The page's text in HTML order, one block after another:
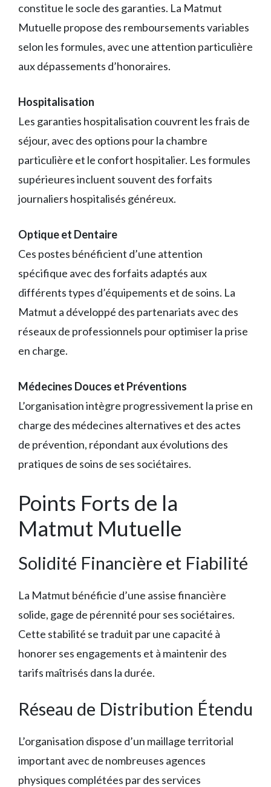
constitue le socle des garanties. La Matmut
Mutuelle propose des remboursements variables
selon les formules, avec une attention particulière
aux dépassements d’honoraires.
Hospitalisation
Les garanties hospitalisation couvrent les frais de
séjour, avec des options pour la chambre
particulière et le confort hospitalier. Les formules
supérieures incluent souvent des forfaits
journaliers hospitalisés généreux.
Optique et Dentaire
Ces postes bénéficient d’une attention
spécifique avec des forfaits adaptés aux
différents types d’équipements et de soins. La
Matmut a développé des partenariats avec des
réseaux de professionnels pour optimiser la prise
en charge.
Médecines Douces et Préventions
L’organisation intègre progressivement la prise en
charge des médecines alternatives et des actes
de prévention, répondant aux évolutions des
pratiques de soins de ses sociétaires.
Points Forts de la
Matmut Mutuelle
Solidité Financière et Fiabilité
La Matmut bénéficie d’une assise financière
solide, gage de pérennité pour ses sociétaires.
Cette stabilité se traduit par une capacité à
honorer ses engagements et à maintenir des
tarifs maîtrisés dans la durée.
Réseau de Distribution Étendu
L’organisation dispose d’un maillage territorial
important avec de nombreuses agences
physiques complétées par des services